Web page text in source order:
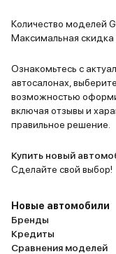
Количество моделей
Максимальная скидка
Ознакомьтесь с
автосалонах,
возможностью
включая отзывы и
правильное решение.
Купить новый
Сделайте свой выбор!
Новые автомобили
Бренды
Кредиты
Сравнения моделей